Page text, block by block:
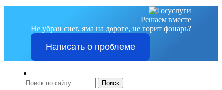
Решаем вместе
Не убран снег, яма на дороге, не горит фонарь?
Написать о проблеме